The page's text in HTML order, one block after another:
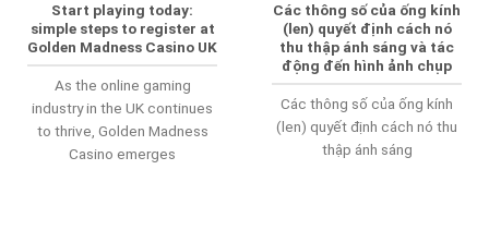
Start playing today:
simple steps to register at
Golden Madness Casino UK
As the online gaming
industry in the UK continues
to thrive, Golden Madness
Casino emerges
Các thông số của ống kính
(len) quyết định cách nó
thu thập ánh sáng và tác
động đến hình ảnh chụp
Các thông số của ống kính
(len) quyết định cách nó thu
thập ánh sáng